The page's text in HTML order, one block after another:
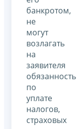
банкротом,
не
могут
возлагать
на
заявителя
обязанность
по
уплате
налогов,
страховых